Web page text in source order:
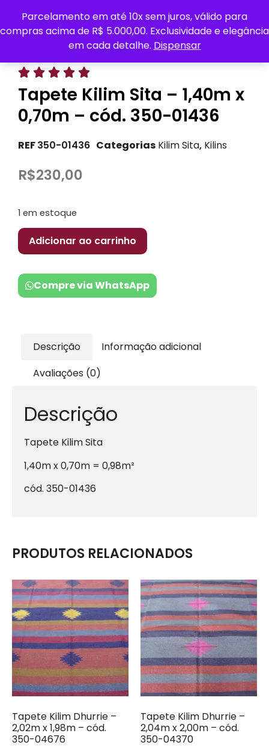
Parcelamento em até 10x sem juros, válido para
compras acima de R$ 5.000,00. Exclusividade e elegância
em cada detalhe. Dispensar
0
    
Tapete Kilim Sita – 1,40m x
0,70m – cód. 350-01436
REF350-01436 Categorias Kilim Sita, Kilins
R$230,00
1 em estoque
Adicionar ao carrinho
Compre via WhatsApp
Descrição
Informação adicional
Avaliações (0)
Descrição
Tapete Kilim Sita
1,40m x 0,70m = 0,98m²
cód. 350-01436
PRODUTOS RELACIONADOS
Tapete Kilim Dhurrie –
2,02m x 1,98m – cód.
350-04676
Tapete Kilim Dhurrie –
2,04m x 2,00m – cód.
350-04370